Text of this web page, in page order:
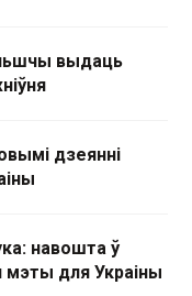
выдаць
дзеянні
навошта ў
мэты для Украіны